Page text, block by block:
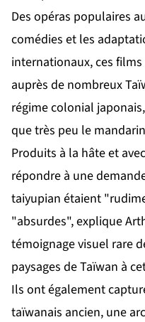
Des opéras populaires
comédies et les
internationaux, ces
auprès de nombreux
régime colonial
que très peu le
Produits à la hâte et
répondre à une
taiyupian étaient
"absurdes", explique
témoignage visuel rare
paysages de Taïwan à
Ils ont également
taïwanais ancien, une